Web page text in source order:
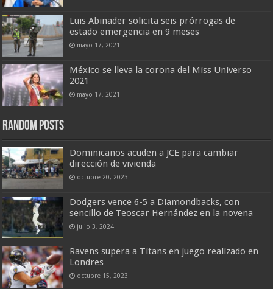
Luis Abinader solicita seis prórrogas de
estado emergencia en 9 meses
mayo 17, 2021
México se lleva la corona del Miss Universo
2021
mayo 17, 2021
Random Posts
Dominicanos acuden a JCE para cambiar
dirección de vivienda
octubre 20, 2023
Dodgers vence 6-5 a Diamondbacks, con
sencillo de Teoscar Hernández en la novena
julio 3, 2024
Ravens supera a Titans en juego realizado en
Londres
octubre 15, 2023